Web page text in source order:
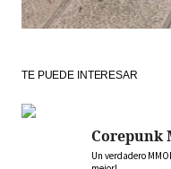
TE PUEDE INTERESAR
Corepunk
Un verdadero